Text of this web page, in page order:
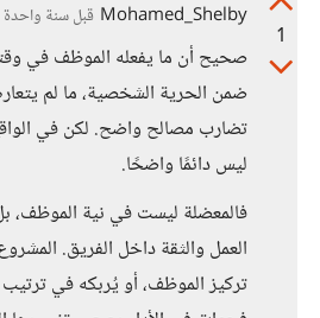
1
Mohamed_Shelby قبل سنة واحدة
صحيح أن ما يفعله الموظف في
ضمن الحرية الشخصية، ما لم
تضارب مصالح واضح. لكن في
ليس دائمًا واضحًا.
فالمعضلة ليست في نية الموظف،
العمل والثقة داخل الفريق.
تركيز الموظف، أو يُربكه في